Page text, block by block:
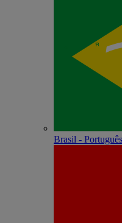
Brasil - Português